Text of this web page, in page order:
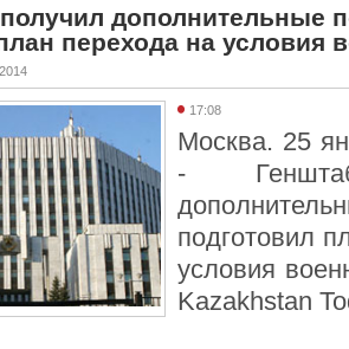
дополнительные
перехода на условия
17:08
Москва. 25
-
подготовил
условия
Kazakhstan